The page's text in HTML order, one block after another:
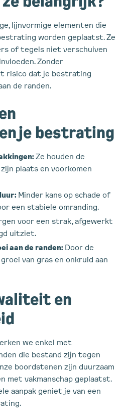
lijnvormige elementen die
worden geplaatst. Ze
of tegels niet verschuiven
Zonder
risico dat je bestrating
de randen.
je bestrating
Ze houden de
plaats en voorkomen
Minder kans op schade of
een stabiele omranding.
voor een strak, afgewerkt
uitziet.
aan de randen: Door de
van gras en onkruid aan
en
we enkel met
die bestand zijn tegen
boordstenen zijn duurzaam
met vakmanschap geplaatst.
aanpak geniet je van een